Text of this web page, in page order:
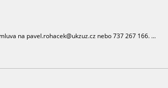
na pavel.rohacek@ukzuz.cz nebo 737 267 166. ...